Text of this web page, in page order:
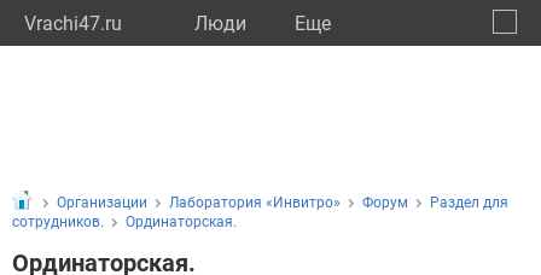
Vrachi47.ru Люди Eще
Организации Лаборатория «Инвитро» Форум
Раздел для
сотрудников.
Ординаторская.
Ординаторская.